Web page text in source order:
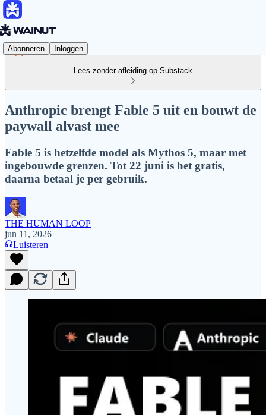
Abonneren Inloggen
Lees zonder afleiding op Substack
Anthropic brengt Fable 5 uit en bouwt de
paywall alvast mee
Fable 5 is hetzelfde model als Mythos 5, maar met
ingebouwde grenzen. Tot 22 juni is het gratis,
daarna betaal je per gebruik.
THE HUMAN LOOP
jun 11, 2026
Luisteren